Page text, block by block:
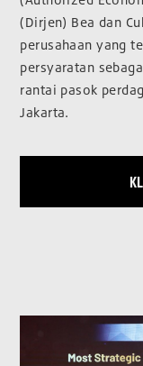
(Dirjen) Bea dan
perusahaan yang
persyaratan
rantai pasok
Jakarta.